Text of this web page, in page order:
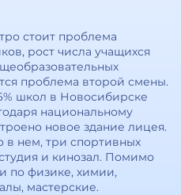
стоит проблема
рост числа учащихся
проблема второй смены.
школ в Новосибирске
национальному
новое здание лицея.
в нем, три спортивных
и кинозал. Помимо
по физике, химии,
мастерские.